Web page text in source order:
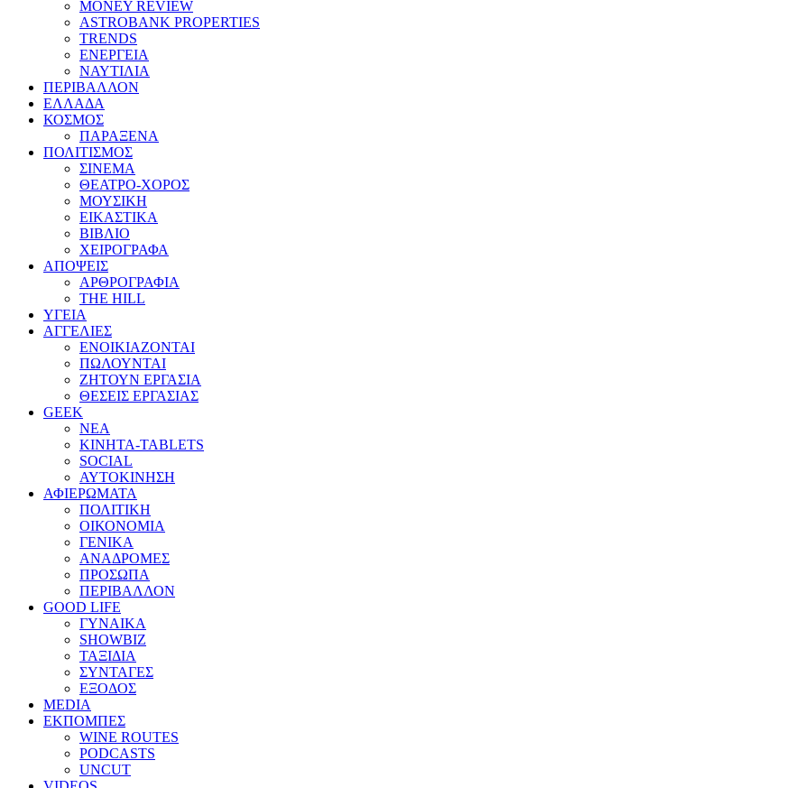
MONEY REVIEW
ASTROBANK PROPERTIES
TRENDS
ΕΝΕΡΓΕΙΑ
ΝΑΥΤΙΛΙΑ
ΠΕΡΙΒΑΛΛΟΝ
ΕΛΛΑΔΑ
ΚΟΣΜΟΣ
ΠΑΡΑΞΕΝΑ
ΠΟΛΙΤΙΣΜΟΣ
ΣΙΝΕΜΑ
ΘΕΑΤΡΟ-ΧΟΡΟΣ
ΜΟΥΣΙΚΗ
ΕΙΚΑΣΤΙΚΑ
ΒΙΒΛΙΟ
ΧΕΙΡΟΓΡΑΦΑ
ΑΠΟΨΕΙΣ
ΑΡΘΡΟΓΡΑΦΙΑ
THE HILL
ΥΓΕΙΑ
ΑΓΓΕΛΙΕΣ
ΕΝΟΙΚΙΑΖΟΝΤΑΙ
ΠΩΛΟΥΝΤΑΙ
ΖΗΤΟΥΝ ΕΡΓΑΣΙΑ
ΘΕΣΕΙΣ ΕΡΓΑΣΙΑΣ
GEEK
ΝΕΑ
ΚΙΝΗΤΑ-TABLETS
SOCIAL
ΑΥΤΟΚΙΝΗΣΗ
ΑΦΙΕΡΩΜΑΤΑ
ΠΟΛΙΤΙΚΗ
ΟΙΚΟΝΟΜΙΑ
ΓΕΝΙΚΑ
ΑΝΑΔΡΟΜΕΣ
ΠΡΟΣΩΠΑ
ΠΕΡΙΒΑΛΛΟΝ
GOOD LIFE
ΓΥΝΑΙΚΑ
SHOWBIZ
ΤΑΞΙΔΙΑ
ΣΥΝΤΑΓΕΣ
ΕΞΟΔΟΣ
MEDIA
ΕΚΠΟΜΠΕΣ
WINE ROUTES
PODCASTS
UNCUT